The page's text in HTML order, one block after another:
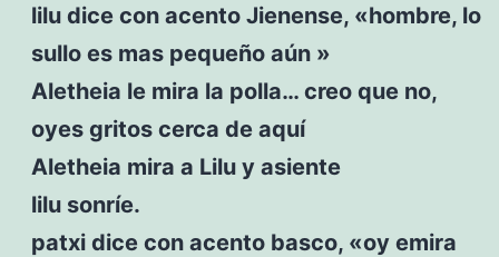
lilu dice con acento Jienense, «hombre, lo
sullo es mas pequeño aún »
Aletheia le mira la polla… creo que no,
oyes gritos cerca de aquí
Aletheia mira a Lilu y asiente
lilu sonríe.
patxi dice con acento basco, «oy emira